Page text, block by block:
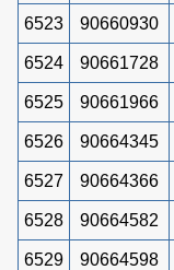
6523 90660930
6524 90661728
6525 90661966
6526 90664345
6527 90664366
6528 90664582
6529 90664598